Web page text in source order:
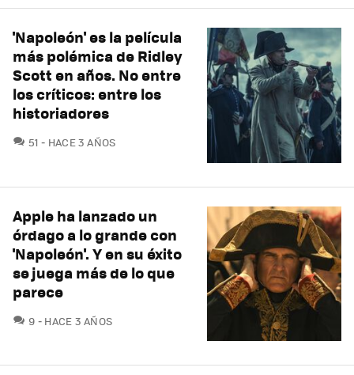
'Napoleón' es la película
más polémica de Ridley
Scott en años. No entre
los críticos: entre los
historiadores
51 COMENTARIOS
HACE 3 AÑOS
Apple ha lanzado un
órdago a lo grande con
'Napoleón'. Y en su éxito
se juega más de lo que
parece
9 COMENTARIOS
HACE 3 AÑOS